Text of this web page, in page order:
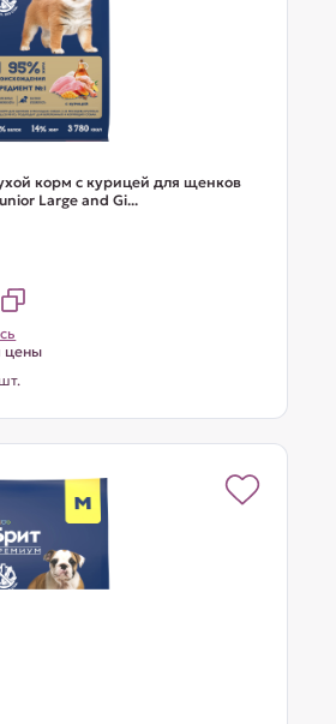
корм с курицей для щенков
Large and Gi...
цены